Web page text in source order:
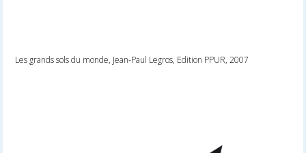
Les grands sols du monde, Jean-Paul Legros, Edition PPUR, 2007